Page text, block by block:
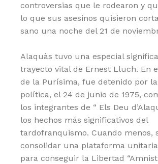
controversias que le rodearon y
lo que sus asesinos quisieron
sano una noche del 21 de
Alaquàs tuvo una especial
trayecto vital de Ernest Lluch. En
de la Purísima, fue detenido por
política, el 24 de junio de 1975,
los integrantes de “ Els Deu
los hechos más significativos del
tardofranquismo. Cuando menos,
consolidar una plataforma
para conseguir la Libertad